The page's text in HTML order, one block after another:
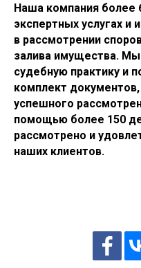
Наша компания более
экспертных услугах
в рассмотрении
залива имущества.
судебную практику и
комплект
успешного
помощью более 150
рассмотрено и
наших клиентов.